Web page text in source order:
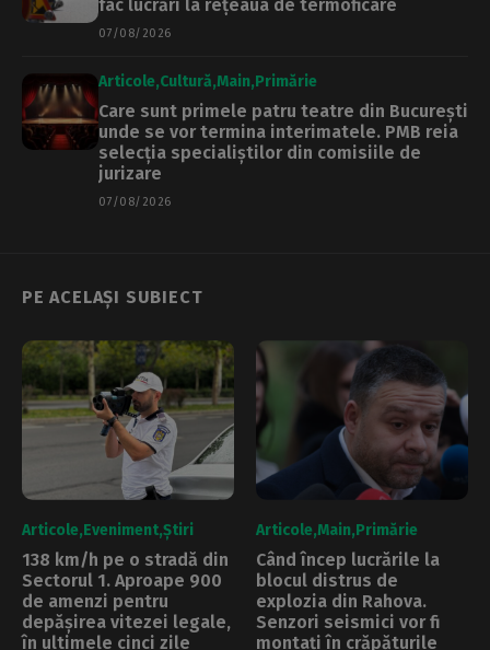
fac lucrări la rețeaua de termoficare
07/08/2026
Articole Cultură Main Primărie
Care sunt primele patru teatre din București
unde se vor termina interimatele. PMB reia
selecția specialiștilor din comisiile de
jurizare
07/08/2026
PE ACELAȘI SUBIECT
Articole Eveniment Știri
138 km/h pe o stradă din
Sectorul 1. Aproape 900
de amenzi pentru
depășirea vitezei legale,
în ultimele cinci zile
Articole Main Primărie
Când încep lucrările la
blocul distrus de
explozia din Rahova.
Senzori seismici vor fi
montați în crăpăturile